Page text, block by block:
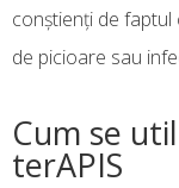
conștienți de faptul
de picioare sau
Cum se
terAPIS